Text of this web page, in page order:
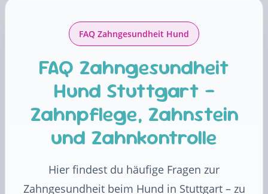
FAQ Zahngesundheit Hund
FAQ Zahngesundheit
Hund Stuttgart –
Zahnpflege, Zahnstein
und Zahnkontrolle
Hier findest du häufige Fragen zur
Zahngesundheit beim Hund in Stuttgart – zu